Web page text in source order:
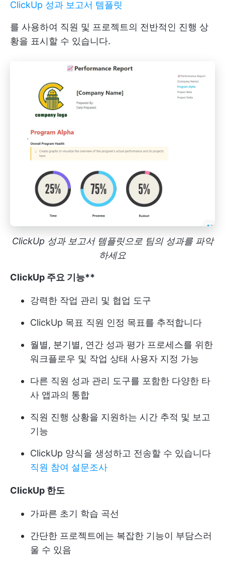
ClickUp 성과 보고서 템플릿
를 사용하여 직원 및 프로젝트의 전반적인 진행 상
황을 표시할 수 있습니다.
ClickUp 성과 보고서 템플릿으로 팀의 성과를 파악
하세요
ClickUp 주요 기능**
강력한 작업 관리 및 협업 도구
ClickUp 목표 직원 인정 목표를 추적합니다
월별, 분기별, 연간 성과 평가 프로세스를 위한
워크플로우 및 작업 상태 사용자 지정 가능
다른 직원 성과 관리 도구를 포함한 다양한 타
사 앱과의 통합
직원 진행 상황을 지원하는 시간 추적 및 보고
기능
ClickUp 양식을 생성하고 전송할 수 있습니다
직원 참여 설문조사
ClickUp 한도
가파른 초기 학습 곡선
간단한 프로젝트에는 복잡한 기능이 부담스러
울 수 있음